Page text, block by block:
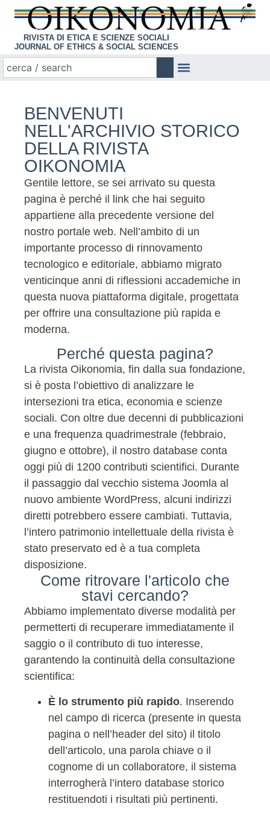
RIVISTA DI ETICA E SCIENZE SOCIALI
JOURNAL OF ETHICS & SOCIAL SCIENCES
BENVENUTI
NELL'ARCHIVIO STORICO
DELLA RIVISTA
OIKONOMIA
Gentile lettore, se sei arrivato su questa
pagina è perché il link che hai seguito
appartiene alla precedente versione del
nostro portale web. Nell’ambito di un
importante processo di rinnovamento
tecnologico e editoriale, abbiamo migrato
venticinque anni di riflessioni accademiche in
questa nuova piattaforma digitale, progettata
per offrire una consultazione più rapida e
moderna.
Perché questa pagina?
La rivista Oikonomia, fin dalla sua fondazione,
si è posta l’obiettivo di analizzare le
intersezioni tra etica, economia e scienze
sociali. Con oltre due decenni di pubblicazioni
e una frequenza quadrimestrale (febbraio,
giugno e ottobre), il nostro database conta
oggi più di 1200 contributi scientifici. Durante
il passaggio dal vecchio sistema Joomla al
nuovo ambiente WordPress, alcuni indirizzi
diretti potrebbero essere cambiati. Tuttavia,
l’intero patrimonio intellettuale della rivista è
stato preservato ed è a tua completa
disposizione.
Come ritrovare l'articolo che
stavi cercando?
Abbiamo implementato diverse modalità per
permetterti di recuperare immediatamente il
saggio o il contributo di tuo interesse,
garantendo la continuità della consultazione
scientifica:
È lo strumento più rapido. Inserendo
nel campo di ricerca (presente in questa
pagina o nell’header del sito) il titolo
dell’articolo, una parola chiave o il
cognome di un collaboratore, il sistema
interrogherà l’intero database storico
restituendoti i risultati più pertinenti.